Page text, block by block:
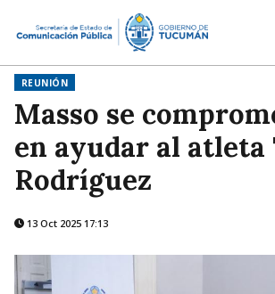
REUNIÓN
Masso se
en ayudar al atleta
Rodríguez
13 Oct 2025 17:13